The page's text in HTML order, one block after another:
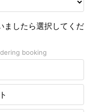
ましたら選択してくだ
booking